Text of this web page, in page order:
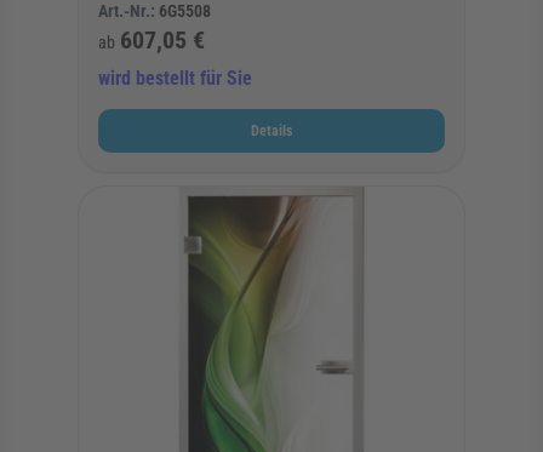
Art.-Nr.: 6G5508
ab 607,05 €
wird bestellt für Sie
Details